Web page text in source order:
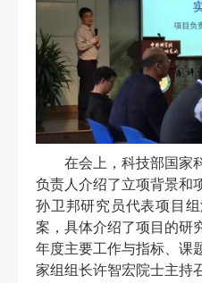
在会上， 科技部国家
负责人介绍了立项背景和
孙卫邦研究员代表项目
案， 具体介绍了项目的研
年度主要工作与指标、课
家组组长许智宏院士主持